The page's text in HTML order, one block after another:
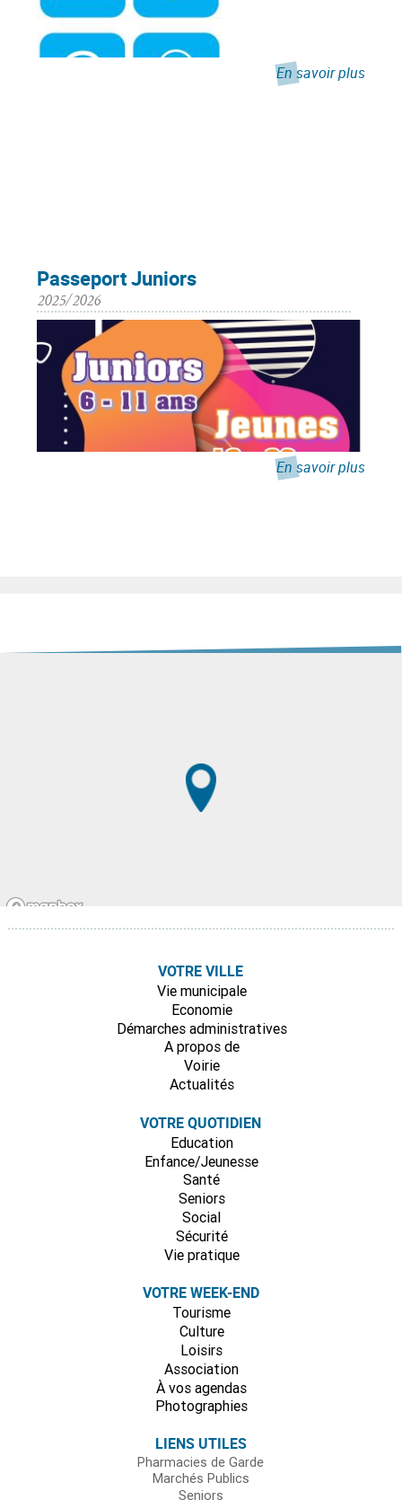
En savoir plus
Passeport Juniors
2025/2026
En savoir plus
VOTRE VILLE
Vie municipale
Economie
Démarches administratives
A propos de
Voirie
Actualités
VOTRE QUOTIDIEN
Education
Enfance/Jeunesse
Santé
Seniors
Social
Sécurité
Vie pratique
VOTRE WEEK-END
Tourisme
Culture
Loisirs
Association
À vos agendas
Photographies
LIENS UTILES
Pharmacies de Garde
Marchés Publics
Seniors